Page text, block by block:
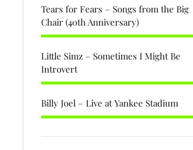
Tears for Fears – Songs from the Big
Chair (40th Anniversary)
Little Simz – Sometimes I Might Be
Introvert
Billy Joel – Live at Yankee Stadium